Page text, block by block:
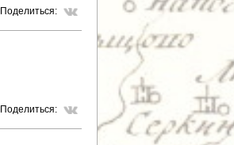
Поделиться:
Поделиться: